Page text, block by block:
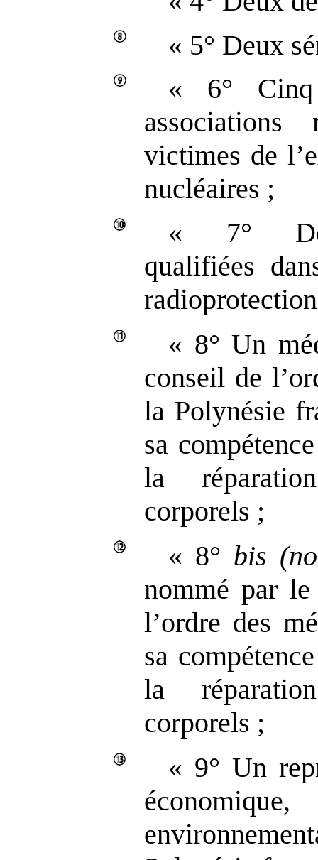
« 5° Deux
« 6° Cinq
associations
victimes de
nucléaires ;
« 7°
qualifiées
« 8° Un
conseil de
la Polynésie
sa
la
corporels ;
« 8° bis
nommé par
l’ordre des
sa
la
corporels ;
« 9° Un